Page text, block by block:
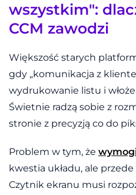
wszystkim":
CCM zawodzi
Większość starych
gdy „komunikacja z
wydrukowanie listu i
Świetnie radzą sobie z
stronie z precyzją co do
Problem w tym, że
kwestia układu, ale
Czytnik ekranu musi